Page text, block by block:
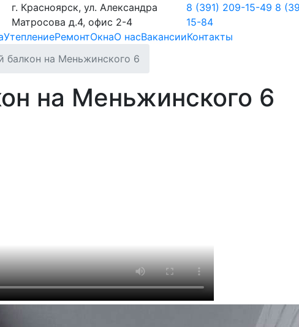
г. Красноярск, ул. Александра
Матросова д.4, офис 2-4
8 (391) 209-15-49 8
15-84
УтеплениеРемонтОкнаО насВакансииКонтакты
балкон на Меньжинского 6
на Меньжинского 6